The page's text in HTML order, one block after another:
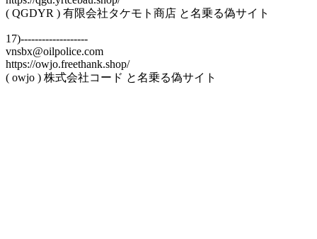
( QGDYR ) 有限会社タケモト商店 と名乗る偽サイト
17)-------------------
vnsbx@oilpolice.com
https://owjo.freethank.shop/
( owjo ) 株式会社コード と名乗る偽サイト